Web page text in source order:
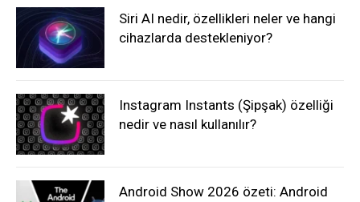
Siri AI nedir, özellikleri neler ve hangi
cihazlarda destekleniyor?
Instagram Instants (Şipşak) özelliği
nedir ve nasıl kullanılır?
Android Show 2026 özeti: Android